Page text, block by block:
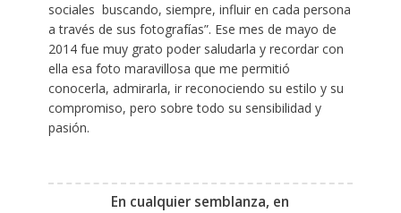
sociales buscando, siempre, influir en cada persona
a través de sus fotografías”. Ese mes de mayo de
2014 fue muy grato poder saludarla y recordar con
ella esa foto maravillosa que me permitió
conocerla, admirarla, ir reconociendo su estilo y su
compromiso, pero sobre todo su sensibilidad y
pasión.
En cualquier semblanza, en